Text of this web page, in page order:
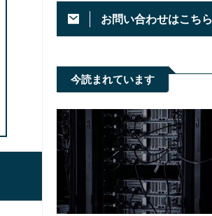
お問い合わせはこちら
今読まれています